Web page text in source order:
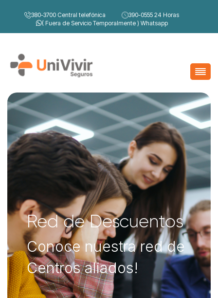
380-3700 Central telefónica 390-0555 24 Horas
( Fuera de Servicio Temporalmente ) Whatsapp
Red de Descuentos
Conoce nuestra red de
Centros aliados!